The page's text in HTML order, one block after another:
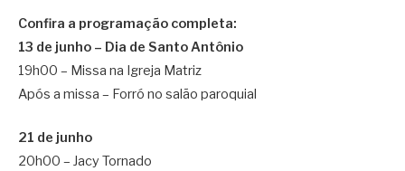
Confira a programação completa:
13 de junho – Dia de Santo Antônio
19h00 – Missa na Igreja Matriz
Após a missa – Forró no salão paroquial
21 de junho
20h00 – Jacy Tornado